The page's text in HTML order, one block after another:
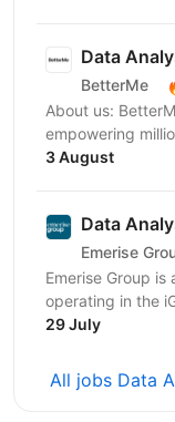
Data
BetterMe
About us: BetterMe — a global wellness ecosystem
empowering
mentally, and
3 August
Data
Emerise
Emerise Group
operating in the
high-impact
29 July
All jobs Data